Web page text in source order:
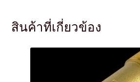
สินค้าที่เกี่ยวข้อง